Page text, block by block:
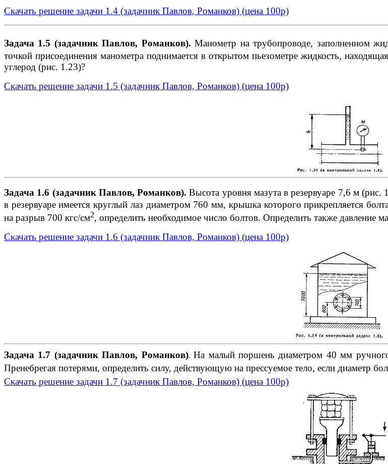
Скачать решение задачи 1.4 (задачник Павлов, Романков) (цена 100р)
Задача 1.5 (задачник Павлов, Романков). Манометр на трубопроводе, заполненном
точкой присоединения манометра поднимается в открытом пьезометре жидкость,
углерод (рис. 1.23)?
Скачать решение задачи 1.5 (задачник Павлов, Романков) (цена 100р)
Задача 1.6 (задачник Павлов, Романков). Высота уровня мазута в резервуаре 7,6 м
в резервуаре имеется круглый лаз диаметром 760 мм, крышка которого прикрепляется
на разрыв 700 кгс/см2, определить необходимое число болтов. Определить также давление
Скачать решение задачи 1.6 (задачник Павлов, Романков) (цена 100р)
Задача 1.7 (задачник Павлов, Романков).На малый поршень диаметром 40 мм ручного
Пренебре­гая потерями, определить силу, действующую на прессуемое тело, если диаметр
Скачать решение задачи 1.7 (задачник Павлов, Романков) (цена 100р)